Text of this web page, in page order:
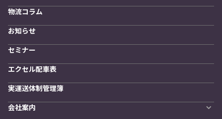
発着管理オプション
訪問計画
物流拠点最適化
開発者向けサービス
導入をご検討の方へ
物流コラム
お知らせ
セミナー
エクセル配車表
実運送体制管理簿
会社案内